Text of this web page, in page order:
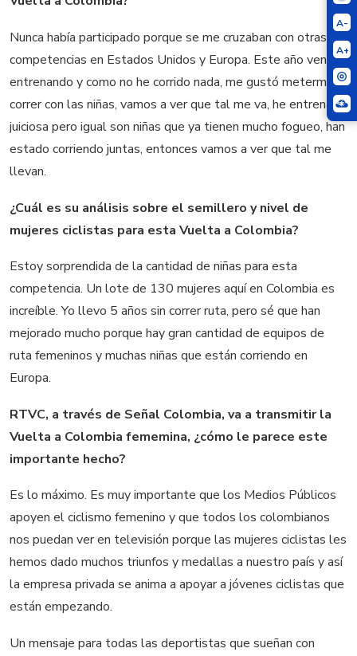
A-
A+
Nunca había participado porque se me cruzaban con otras
competencias en Estados Unidos y Europa. Este año venía
entrenando y como no he corrido nada, me gustó meterme a
correr con las niñas, vamos a ver que tal me va, he entrenado
juiciosa pero igual son niñas que ya tienen mucho fogueo, han
estado corriendo juntas, entonces vamos a ver que tal me
llevan.
¿Cuál es su análisis sobre el semillero y nivel de
mujeres ciclistas para esta Vuelta a Colombia?
Estoy sorprendida de la cantidad de niñas para esta
competencia. Un lote de 130 mujeres aquí en Colombia es
increíble. Yo llevo 5 años sin correr ruta, pero sé que han
mejorado mucho porque hay gran cantidad de equipos de
ruta femeninos y muchas niñas que están corriendo en
Europa.
RTVC, a través de Señal Colombia, va a transmitir la
Vuelta a Colombia fememina, ¿cómo le parece este
importante hecho?
Es lo máximo. Es muy importante que los Medios Públicos
apoyen el ciclismo femenino y que todos los colombianos
nos puedan ver en televisión porque las mujeres ciclistas les
hemos dado muchos triunfos y medallas a nuestro país y así
la empresa privada se anima a apoyar a jóvenes ciclistas que
están empezando.
Un mensaje para todas las deportistas que sueñan con